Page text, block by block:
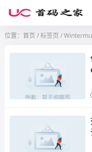
位置： 首页 /标签页 /